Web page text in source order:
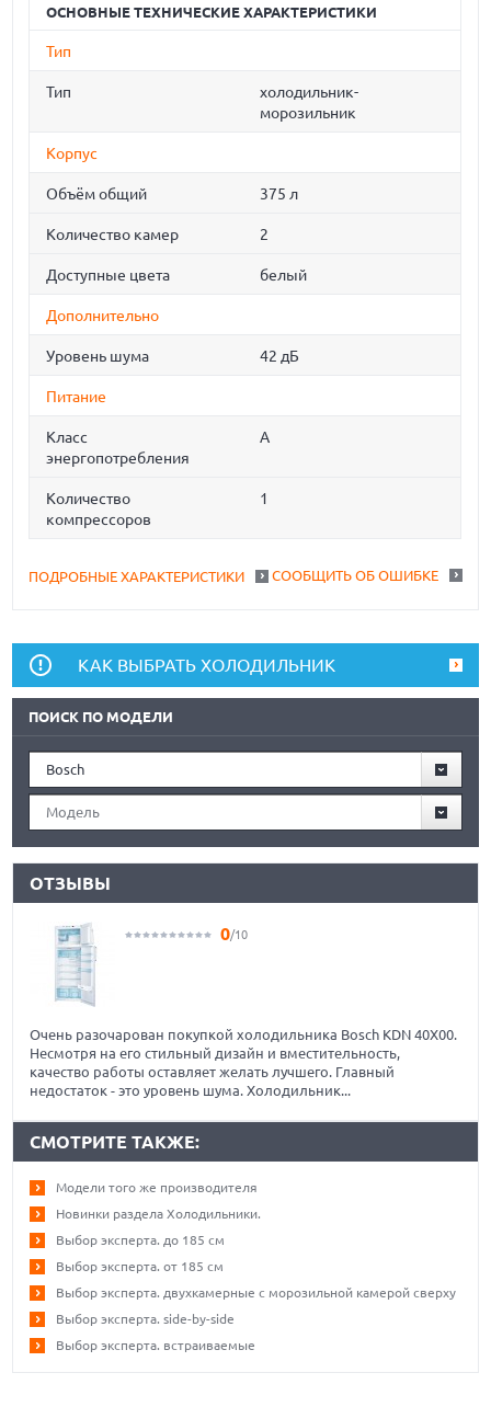
ОСНОВНЫЕ ТЕХНИЧЕСКИЕ ХАРАКТЕРИСТИКИ
Тип
Тип
холодильник-
морозильник
Корпус
Объём общий 375 л
Количество камер 2
Доступные цвета белый
Дополнительно
Уровень шума 42 дБ
Питание
Класс
энергопотребления
A
Количество
компрессоров
1
СООБЩИТЬ ОБ ОШИБКЕ
ПОДРОБНЫЕ ХАРАКТЕРИСТИКИ
КАК ВЫБРАТЬ ХОЛОДИЛЬНИК
ПОИСК ПО МОДЕЛИ
Bosch
Модель
ОТЗЫВЫ
0/10
Очень разочарован покупкой холодильника Bosch KDN 40X00.
Несмотря на его стильный дизайн и вместительность,
качество работы оставляет желать лучшего. Главный
недостаток - это уровень шума. Холодильник...
СМОТРИТЕ ТАКЖЕ:
Модели того же производителя
Новинки раздела Холодильники.
Выбор эксперта. до 185 см
Выбор эксперта. от 185 см
Выбор эксперта. двухкамерные с морозильной камерой сверху
Выбор эксперта. side-by-side
Выбор эксперта. встраиваемые